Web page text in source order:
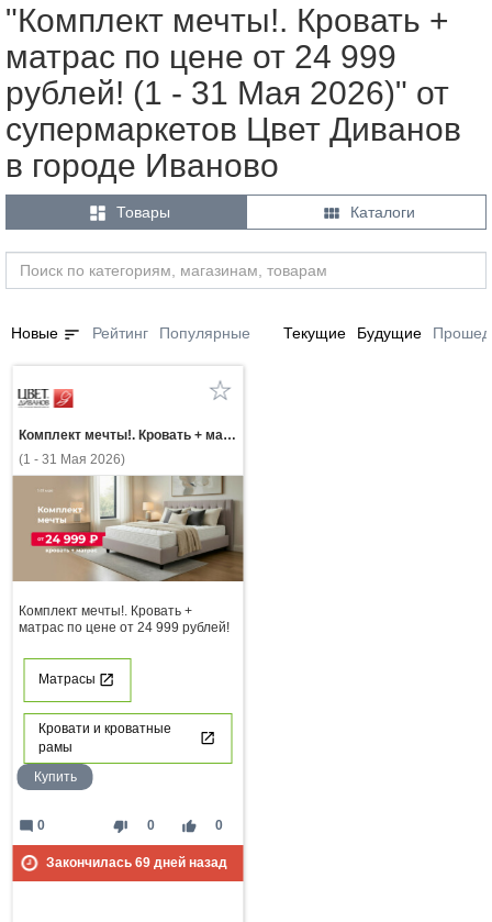
"Комплект мечты!. Кровать +
матрас по цене от 24 999
рублей! (1 - 31 Мая 2026)" от
супермаркетов Цвет Диванов
в городе Иваново
 Товары  Каталоги
Новые sort Рейтинг Популярные Текущие Будущие
Комплект мечты!. Кровать + матрас по цене от 24 999 рублей!
(1 - 31 Мая 2026)
Комплект мечты!. Кровать +
матрас по цене от 24 999 рублей!
Матрасы
Кровати и кроватные
рамы
Купить
thumb_down 0 thumb_up 0
mode_comment 0
Закончилась 69дней назад